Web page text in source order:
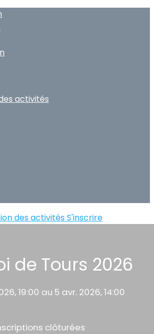
activités
des activités S'inscrire
de Tours 2026
19:00 au 5 avr. 2026, 14:00
clôturées